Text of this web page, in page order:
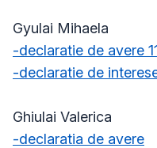
Gyulai Mihaela
-declaratie de avere
-declaratie de interese
Ghiulai Valerica
-declaratia de avere